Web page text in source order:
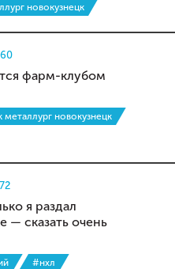
новокузнецк
фарм-клубом
металлург новокузнецк
я раздал
— сказать очень
#нхл